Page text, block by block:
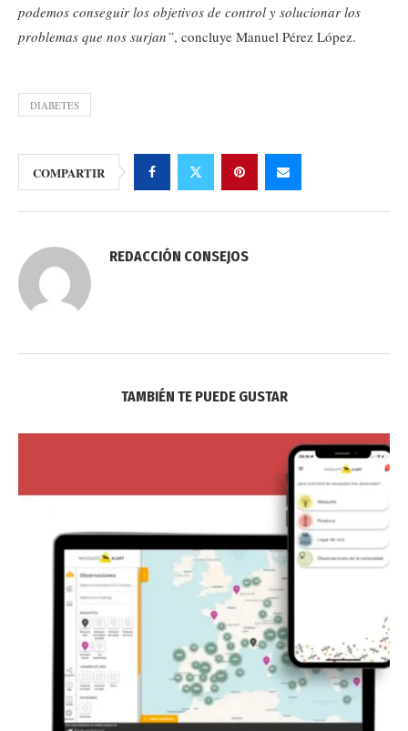
podemos conseguir los objetivos de control y solucionar los
problemas que nos surjan”, concluye Manuel Pérez López.
DIABETES
COMPARTIR
REDACCIÓN CONSEJOS
TAMBIÉN TE PUEDE GUSTAR